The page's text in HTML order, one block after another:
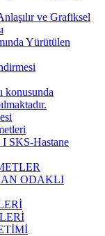
ve Grafiksel
Yürütülen
konusunda
I SKS-Hastane
ODAKLI